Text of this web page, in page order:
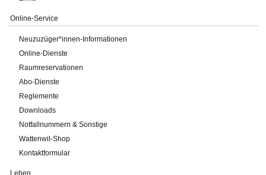
Online-Service
Neuzuzüger*innen-Informationen
Online-Dienste
Raumreservationen
Abo-Dienste
Reglemente
Downloads
Notfallnummern & Sonstige
Wattenwil-Shop
Kontaktformular
Leben